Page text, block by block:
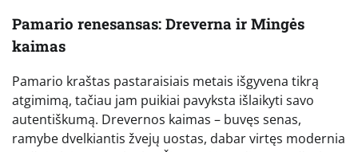
Pamario renesansas: Dreverna ir Mingės
kaimas
Pamario kraštas pastaraisiais metais išgyvena tikrą
atgimimą, tačiau jam puikiai pavyksta išlaikyti savo
autentiškumą. Drevernos kaimas – buvęs senas,
ramybe dvelkiantis žvejų uostas, dabar virtęs modernia